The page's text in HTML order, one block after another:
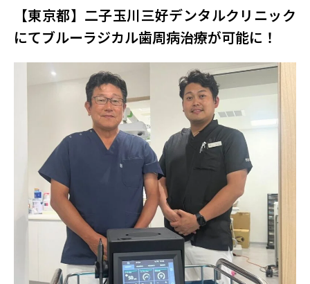
【東京都】二子玉川三好デンタルクリニック​
にてブルーラジカル歯周病治療が可能に！